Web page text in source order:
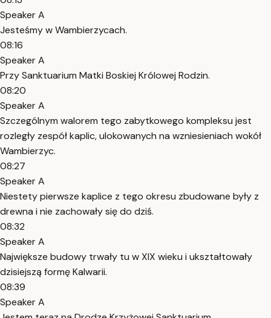
Speaker A
Jesteśmy w Wambierzycach.
08:16
Speaker A
Przy Sanktuarium Matki Boskiej Królowej Rodzin.
08:20
Speaker A
Szczególnym walorem tego zabytkowego kompleksu jest
rozległy zespół kaplic, ulokowanych na wzniesieniach wokół
Wambierzyc.
08:27
Speaker A
Niestety pierwsze kaplice z tego okresu zbudowane były z
drewna i nie zachowały się do dziś.
08:32
Speaker A
Największe budowy trwały tu w XIX wieku i ukształtowały
dzisiejszą formę Kalwarii.
08:39
Speaker A